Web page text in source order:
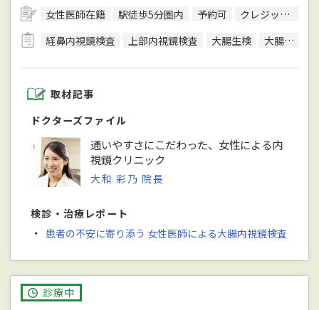
女性医師在籍 駅徒歩5分圏内 予約可
クレジットカード対応
経鼻内視鏡検査
上部内視鏡検査 大腸生検 大腸内視鏡検査
取材記事
ドクターズファイル
通いやすさにこだわった、女性による内
視鏡クリニック
大和 彩乃 院長
検診・治療レポート
・ 患者の不安に寄り添う 女性医師による大腸内視鏡検査
診療中